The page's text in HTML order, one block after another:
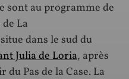
sont au programme de
La
dans le sud du
Julia de Loria, après
Pas de la Case. La